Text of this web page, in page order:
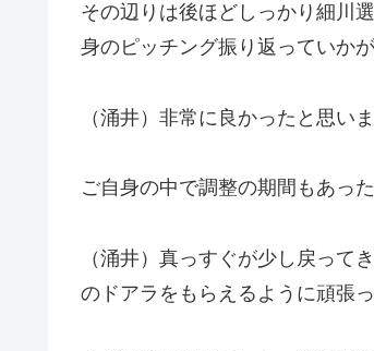
その辺りは後ほどしっかり細川
身のピッチング振り返っていか
（涌井）非常に良かったと思いま
ご自身の中で調整の期間もあっ
（涌井）真っすぐが少し戻って
のドアラをもらえるように頑張